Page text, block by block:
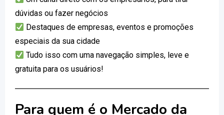
dúvidas ou fazer negócios
Destaques de empresas, eventos e promoções
especiais da sua cidade
Tudo isso com uma navegação simples, leve e
gratuita para os usuários!
Para quem é o Mercado da